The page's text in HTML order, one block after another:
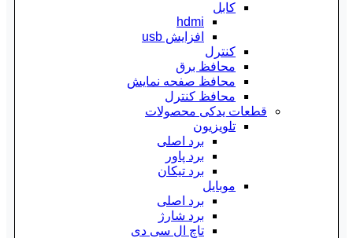
کابل
hdmi
افزایش usb
کنترل
محافظ برق
محافظ صفحه نمایش
محافظ کنترل
قطعات یدکی محصولات
تلویزیون
برد اصلی
برد پاور
برد تیکان
موبایل
برد اصلی
برد شارژ
تاچ ال سی دی